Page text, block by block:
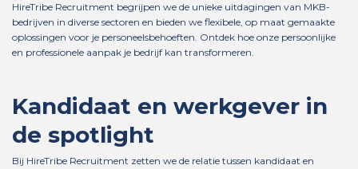
HireTribe Recruitment begrijpen we de unieke uitdagingen van MKB-
bedrijven in diverse sectoren en bieden we flexibele, op maat gemaakte
oplossingen voor je personeelsbehoeften. Ontdek hoe onze persoonlijke
en professionele aanpak je bedrijf kan transformeren.
Kandidaat en werkgever in
de spotlight
Bij HireTribe Recruitment zetten we de relatie tussen kandidaat en